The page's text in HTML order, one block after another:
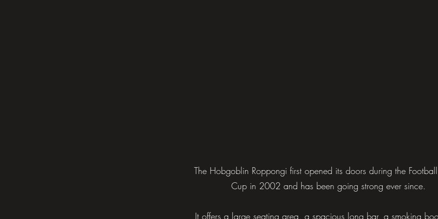
The Hobgoblin Roppongi first opened its doors during the
Cup in 2002 and has been going strong ever since.
It offers a large seating area, a spacious long bar, a smoking